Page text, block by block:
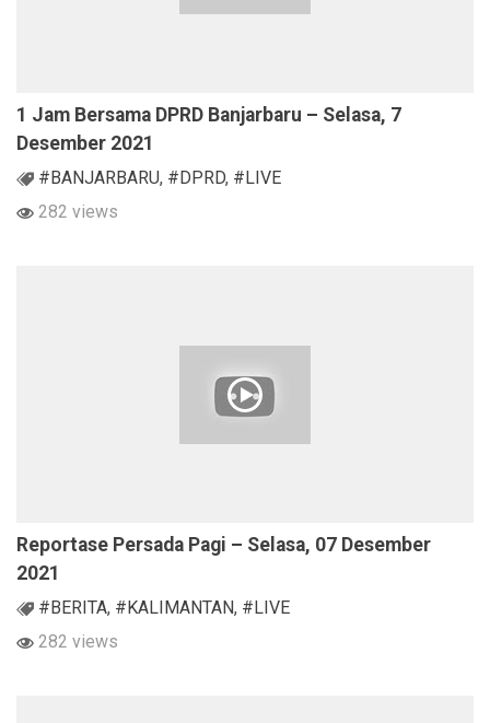
1 Jam Bersama DPRD Banjarbaru – Selasa, 7
Desember 2021
#BANJARBARU, #DPRD, #LIVE
282 views
Reportase Persada Pagi – Selasa, 07 Desember
2021
#BERITA, #KALIMANTAN, #LIVE
282 views